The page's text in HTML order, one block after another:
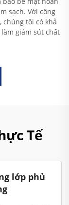
sạch. Với công
chúng tôi có khả
giảm sút chất
Tế
lớp phủ